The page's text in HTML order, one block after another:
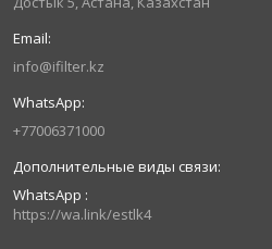
info@ifilter.kz
+77006371000
WhatsApp
https://wa.link/estlk4